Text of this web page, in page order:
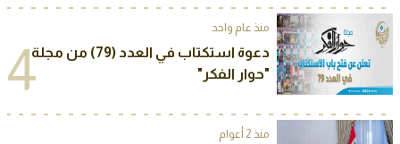
Conference of “Baghdad Dialogue”
2025
منذ عام واحد
4دعوة استكتاب في العدد (79) من مجلة
"حوار الفكر"
منذ 2 أعوام